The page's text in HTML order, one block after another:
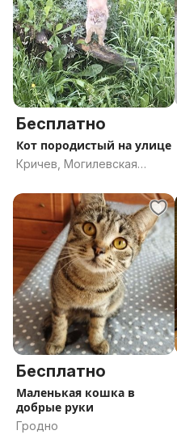
Бесплатно
Кот породистый на улице
Кричев, Могилевская
Бесплатно
Маленькая кошка в
добрые руки
Гродно